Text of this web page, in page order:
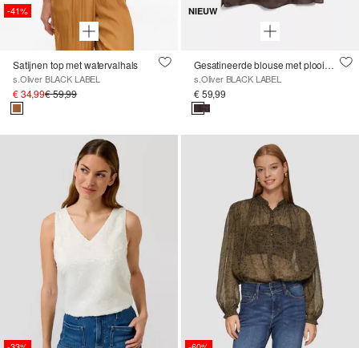
-41%
Satijnen top met watervalhals
s.Oliver BLACK LABEL
€ 34,99€ 59,99
NIEUW
Gesatineerde blouse met plooidetail en knoopsluiting
s.Oliver BLACK LABEL
€ 59,99